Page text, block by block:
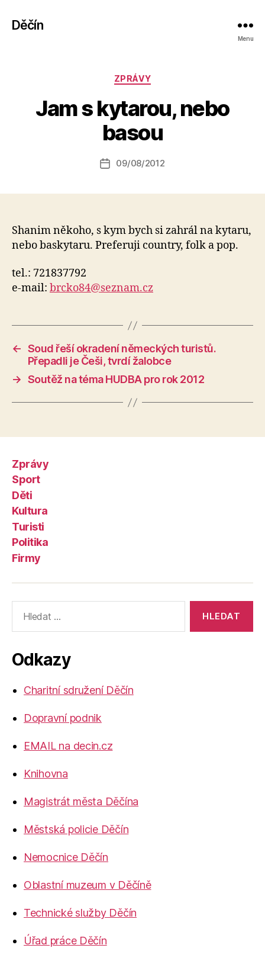
Děčín
Menu
Rubriky
ZPRÁVY
Jam s kytarou, nebo
basou
Autor
příspěvku
r:
C
o
u
t
y
y
8
Datum
09/08/2012
Shanim někoho, s kym bych si zahrál na kytaru,
nebo baskytaru. Preferuji country, folk a pop.
tel.: 721837792
e-mail: brcko84@seznam.cz
← Soud řeší okradení německých turistů.
Přepadli je Češi, tvrdí žalobce
→ Soutěž na téma HUDBA pro rok 2012
Zprávy
Sport
Děti
Kultura
Turisti
Politika
Firmy
vyhledávání:
Odkazy
Charitní sdružení Děčín
Dopravní podnik
EMAIL na decin.cz
Knihovna
Magistrát města Děčína
Městská policie Děčín
Nemocnice Děčín
Oblastní muzeum v Děčíně
Technické služby Děčín
Úřad práce Děčín